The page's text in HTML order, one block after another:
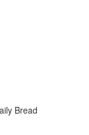
Bread